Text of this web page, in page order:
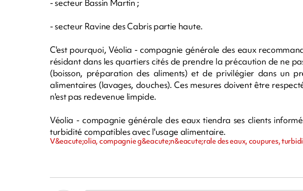
- secteur Bassin Martin ;
- secteur Ravine des Cabris partie haute.
C'est pourquoi, Véolia - compagnie générale des eaux
résidant dans les quartiers cités de prendre la précaution de ne
(boisson, préparation des aliments) et de privilégier dans un
alimentaires (lavages, douches). Ces mesures doivent être
n'est pas redevenue limpide.
Véolia - compagnie générale des eaux tiendra ses clients
turbidité compatibles avec l'usage alimentaire.
V&eacute;olia, compagnie g&eacute;n&eacute;rale des eaux, coupures,